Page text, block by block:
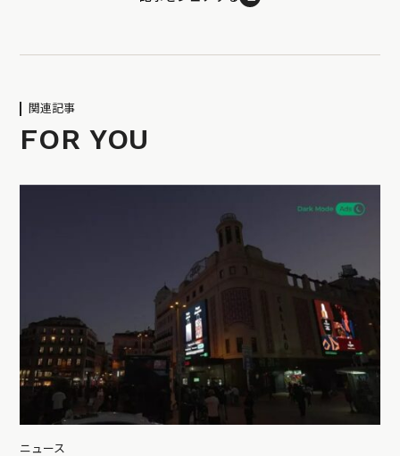
関連記事
FOR YOU
ニュース